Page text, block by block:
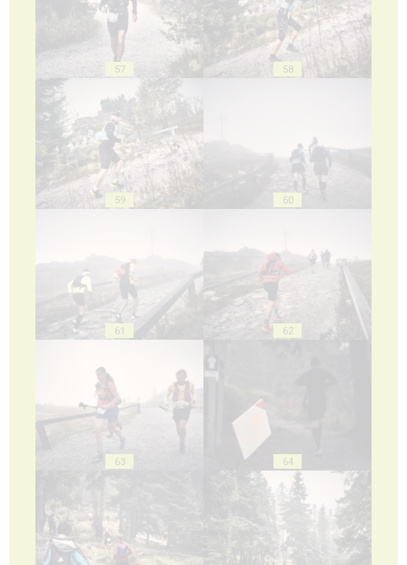
57 58
59 60
61 62
63 64